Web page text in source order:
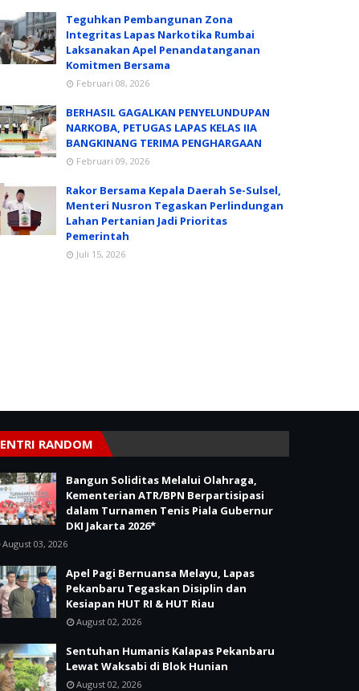
Teguhkan Pembangunan Zona
Integritas Lapas Narkotika Rumbai
Laksanakan Apel Penandatanganan
Komitmen Bersama
Februari 08, 2026
BERHASIL GAGALKAN PENYELUNDUPAN
NARKOBA, PETUGAS LAPAS KELAS IIA
BANGKINANG TERIMA PENGHARGAAN
Februari 09, 2026
Rakor Bersama Kepala Daerah Se-Sulsel,
Menteri Nusron Tegaskan Perlindungan
Lahan Pertanian Jadi Prioritas
Pemerintah
Juli 15, 2026
ENTRI RANDOM
Bangun Soliditas Melalui Olahraga,
Kementerian ATR/BPN Berpartisipasi
dalam Turnamen Tenis Piala Gubernur
DKI Jakarta 2026*
August 03, 2026
Apel Pagi Bernuansa Melayu, Lapas
Pekanbaru Tegaskan Disiplin dan
Kesiapan HUT RI & HUT Riau
August 02, 2026
Sentuhan Humanis Kalapas Pekanbaru
Lewat Waksabi di Blok Hunian
August 02, 2026